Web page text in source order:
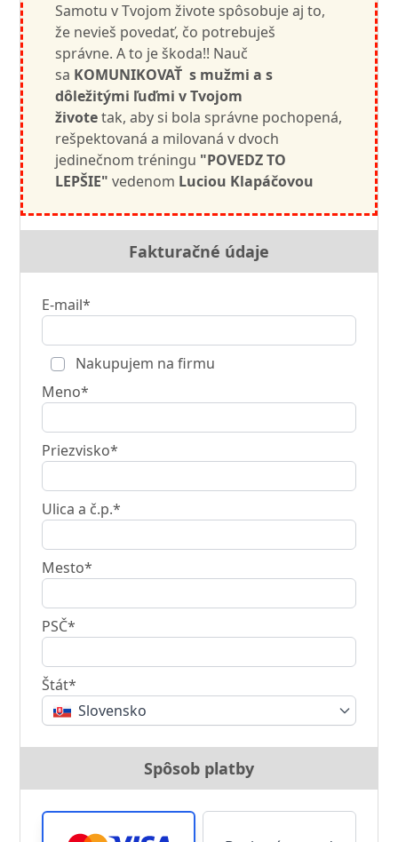
Samotu v Tvojom živote spôsobuje aj to,
že nevieš povedať, čo potrebuješ
správne. A to je škoda!! Nauč
sa KOMUNIKOVAŤ s mužmi a s
dôležitými ľuďmi v Tvojom
životetak, aby si bola správne pochopená,
rešpektovaná a milovaná v dvoch
jedinečnom tréningu "POVEDZ TO
LEPŠIE"vedenom Luciou Klapáčovou
Fakturačné údaje
E-mail*
Nakupujem na firmu
Meno*
Priezvisko*
Ulica a č.p.*
Mesto*
PSČ*
Štát*
Slovensko
Spôsob platby